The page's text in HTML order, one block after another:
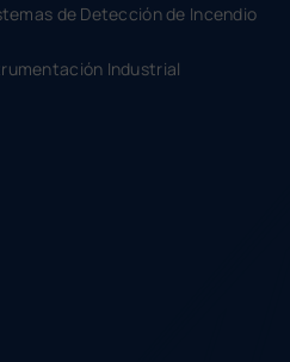
de Detección de Incendio
Industrial